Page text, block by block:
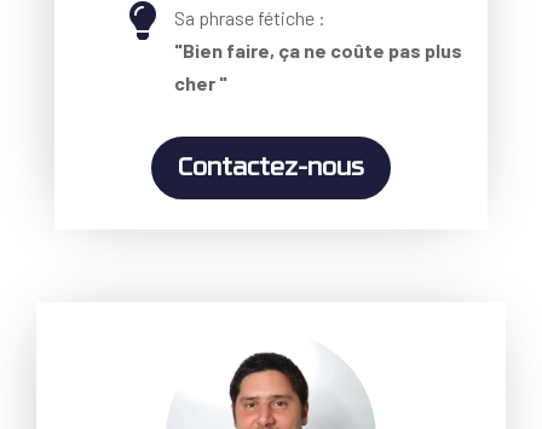

Sa phrase fétiche :
"Bien faire, ça ne coûte pas plus
cher "
Contactez-nous